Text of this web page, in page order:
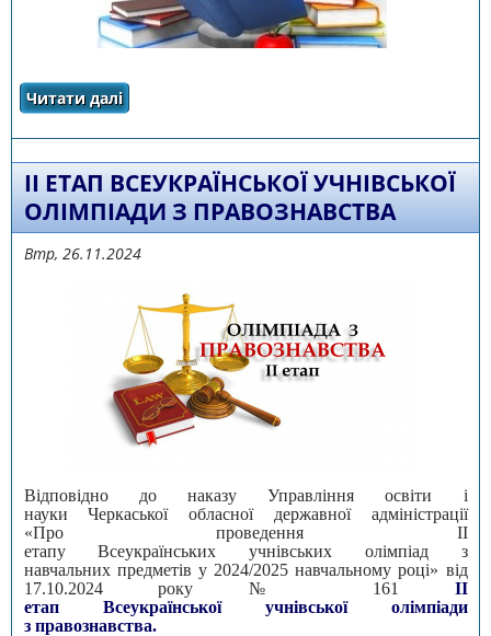
Читати далі
олімпіад з навчальних предметів у 2024/2025
ІI ЕТАП ВСЕУКРАЇНСЬКОЇ УЧНІВСЬКОЇ
ОЛІМПІАДИ З ПРАВОЗНАВСТВА
Втр, 26.11.2024
Відповідно до наказу Управління освіти і
науки Черкаської обласної державної адміністрації
«Про проведення ІІ
етапу Всеукраїнських учнівських олімпіад з
навчальних предметів у 2024/2025 навчальному році» від
17.10.2024 року № 161
ІI
етап Всеукраїнської учнівської олімпіади
з правознавства.